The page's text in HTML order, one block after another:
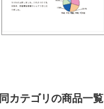
同カテゴリの商品一覧